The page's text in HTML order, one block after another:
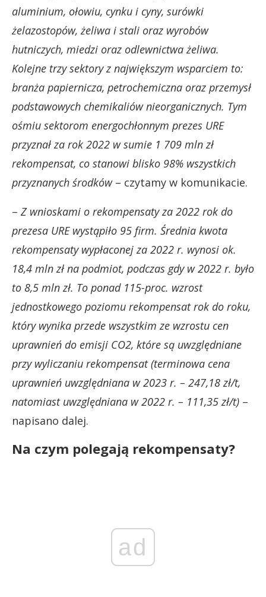
aluminium, ołowiu, cynku i cyny, surówki
żelazostopów, żeliwa i stali oraz wyrobów
hutniczych, miedzi oraz odlewnictwa żeliwa.
Kolejne trzy sektory z największym wsparciem to:
branża papiernicza, petrochemiczna oraz przemysł
podstawowych chemikaliów nieorganicznych. Tym
ośmiu sektorom energochłonnym prezes URE
przyznał za rok 2022 w sumie 1 709 mln zł
rekompensat, co stanowi blisko 98% wszystkich
przyznanych środków– czytamy w komunikacie.
– Z wnioskami o rekompensaty za 2022 rok do
prezesa URE wystąpiło 95 firm. Średnia kwota
rekompensaty wypłaconej za 2022 r. wynosi ok.
18,4 mln zł na podmiot, podczas gdy w 2022 r. było
to 8,5 mln zł. To ponad 115-proc. wzrost
jednostkowego poziomu rekompensat rok do roku,
który wynika przede wszystkim ze wzrostu cen
uprawnień do emisji CO2, które są uwzględniane
przy wyliczaniu rekompensat (terminowa cena
uprawnień uwzględniana w 2023 r. – 247,18 zł/t,
natomiast uwzględniana w 2022 r. – 111,35 zł/t) –
napisano dalej.
Na czym polegają rekompensaty?
ad